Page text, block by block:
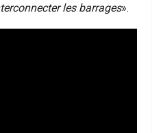
les barrages».